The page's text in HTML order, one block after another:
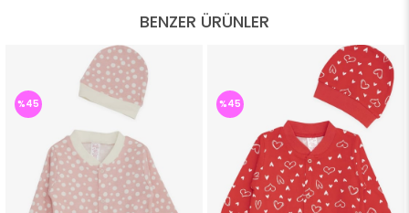
BENZER ÜRÜNLER
%45 %45